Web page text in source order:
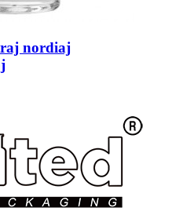
nordiaj